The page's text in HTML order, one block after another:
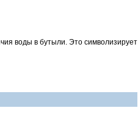
воды в бутыли. Это символизирует